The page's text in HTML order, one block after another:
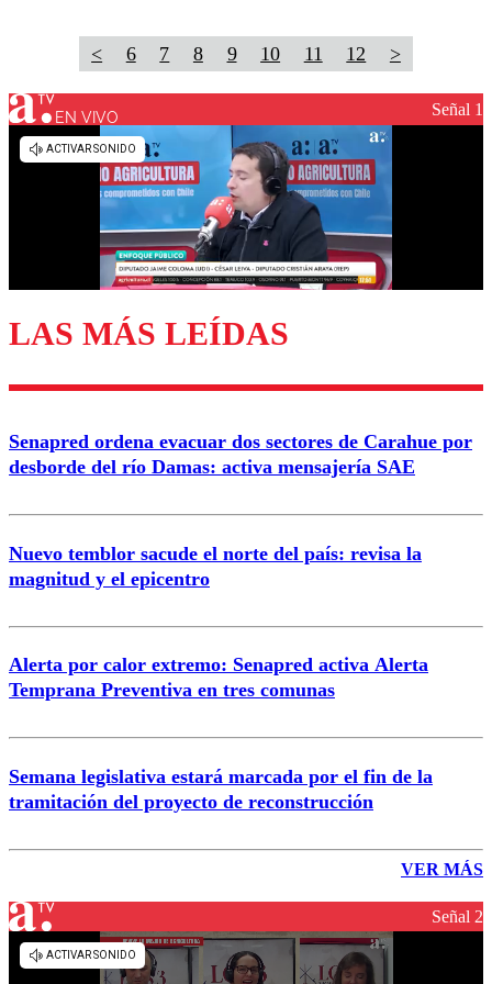
< 6 7 8 9 10 11 12 >
EN VIVO Señal 1
LAS MÁS LEÍDAS
Senapred ordena evacuar dos sectores de Carahue por
desborde del río Damas: activa mensajería SAE
Nuevo temblor sacude el norte del país: revisa la
magnitud y el epicentro
Alerta por calor extremo: Senapred activa Alerta
Temprana Preventiva en tres comunas
Semana legislativa estará marcada por el fin de la
tramitación del proyecto de reconstrucción
VER MÁS
Señal 2